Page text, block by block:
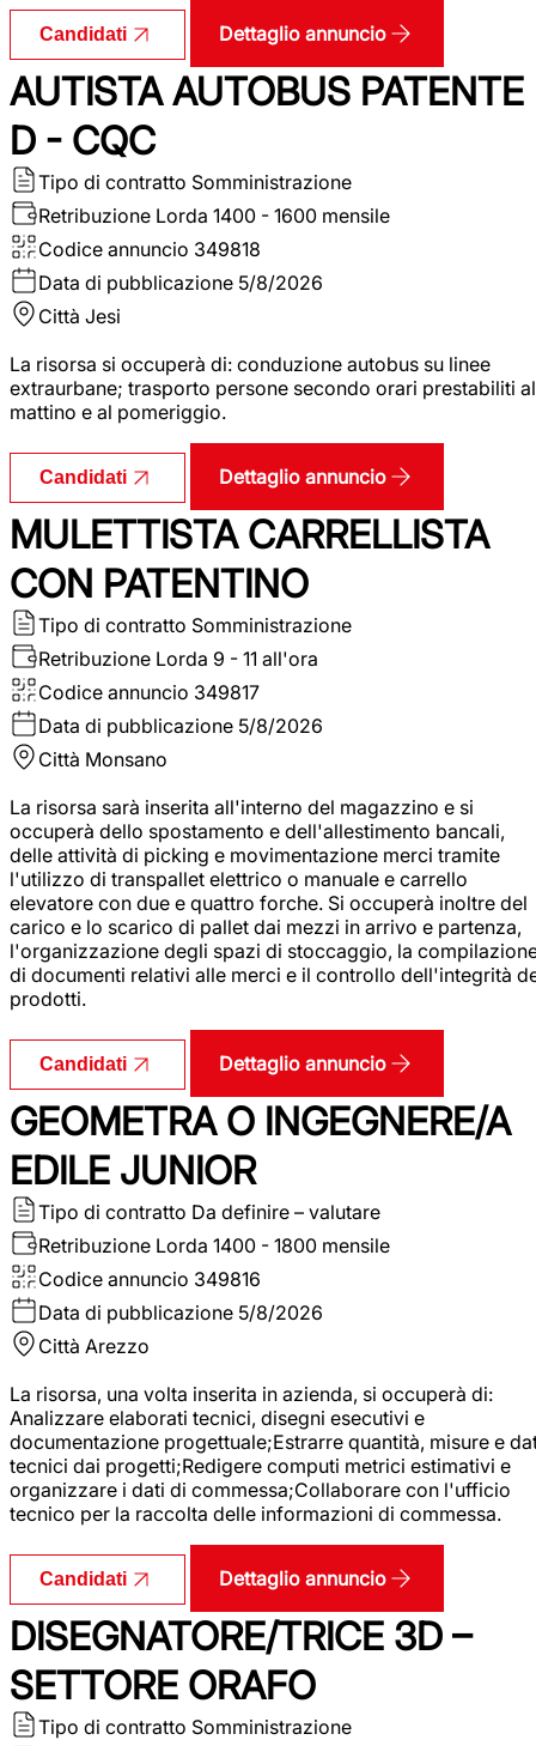
Candidati Dettaglio annuncio
AUTISTA AUTOBUS PATENTE
D - CQC
Tipo di contratto Somministrazione
Retribuzione Lorda 1400 - 1600 mensile
Codice annuncio 349818
Data di pubblicazione 5/8/2026
Città Jesi
La risorsa si occuperà di: conduzione autobus su linee
extraurbane; trasporto persone secondo orari prestabiliti al
mattino e al pomeriggio.
Candidati Dettaglio annuncio
MULETTISTA CARRELLISTA
CON PATENTINO
Tipo di contratto Somministrazione
Retribuzione Lorda 9 - 11 all'ora
Codice annuncio 349817
Data di pubblicazione 5/8/2026
Città Monsano
La risorsa sarà inserita all'interno del magazzino e si
occuperà dello spostamento e dell'allestimento bancali,
delle attività di picking e movimentazione merci tramite
l'utilizzo di transpallet elettrico o manuale e carrello
elevatore con due e quattro forche. Si occuperà inoltre del
carico e lo scarico di pallet dai mezzi in arrivo e partenza,
l'organizzazione degli spazi di stoccaggio, la
di documenti relativi alle merci e il controllo dell'integrità
prodotti.
Candidati Dettaglio annuncio
GEOMETRA O INGEGNERE/A
EDILE JUNIOR
Tipo di contratto Da definire – valutare
Retribuzione Lorda 1400 - 1800 mensile
Codice annuncio 349816
Data di pubblicazione 5/8/2026
Città Arezzo
La risorsa, una volta inserita in azienda, si occuperà di:
Analizzare elaborati tecnici, disegni esecutivi e
documentazione progettuale;Estrarre quantità, misure e
tecnici dai progetti;Redigere computi metrici estimativi e
organizzare i dati di commessa;Collaborare con l'ufficio
tecnico per la raccolta delle informazioni di commessa.
Candidati Dettaglio annuncio
DISEGNATORE/TRICE 3D –
SETTORE ORAFO
Tipo di contratto Somministrazione